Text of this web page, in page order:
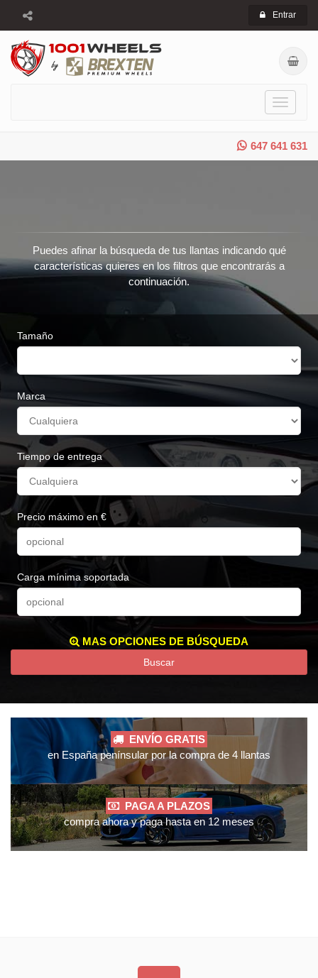
Entrar
Toggle
647 641 631
Puedes afinar la búsqueda de tus llantas indicando qué
características quieres en los filtros que encontrarás a
continuación.
Tamaño
Marca
Tiempo de entrega
Precio máximo en €
Carga mínima soportada
MAS OPCIONES DE BÚSQUEDA
Buscar
ENVÍO GRATIS
en España penínsular por la compra de 4 llantas
PAGA A PLAZOS
compra ahora y paga hasta en 12 meses